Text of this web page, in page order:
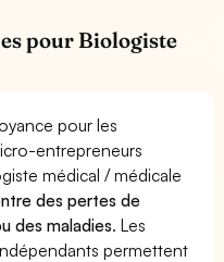
pour Biologiste
pour les
entrepreneurs
médical / médicale
des pertes de
des maladies. Les
permettent